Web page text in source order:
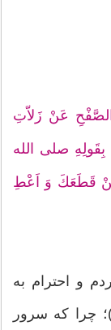
الصَّفْحِ عَنْ زَلاّتِ
بِقَولِهِ صلى ‏الله
قَطَعَكَ وَ اَعْطِ
و احترام به
چرا كه سرور